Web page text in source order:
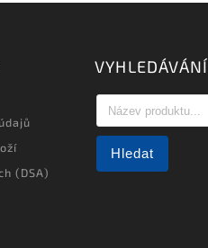
(DSA)
VYHLEDÁVÁNÍ
Hledat